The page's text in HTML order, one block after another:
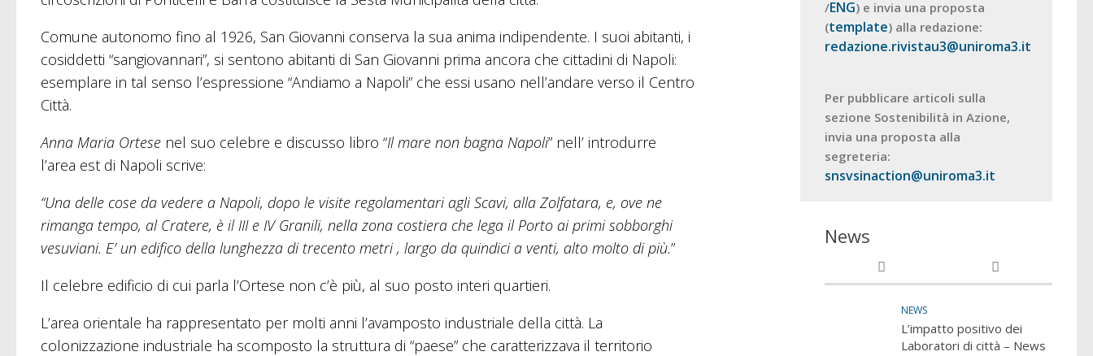
Comune autonomo fino al 1926, San Giovanni conserva la sua anima indipendente. I suoi abitanti, i
cosiddetti “sangiovannari”, si sentono abitanti di San Giovanni prima ancora che cittadini di Napoli:
esemplare in tal senso l’espressione “Andiamo a Napoli” che essi usano nell’andare verso il Centro
Città.
Anna Maria Ortese nel suo celebre e discusso libro “Il mare non bagna Napoli” nell’ introdurre
l’area est di Napoli scrive:
“Una delle cose da vedere a Napoli, dopo le visite regolamentari agli Scavi, alla Zolfatara, e, ove ne
rimanga tempo, al Cratere, è il III e IV Granili, nella zona costiera che lega il Porto ai primi sobborghi
vesuviani. E’ un edifico della lunghezza di trecento metri , largo da quindici a venti, alto molto di più.”
Il celebre edificio di cui parla l’Ortese non c’è più, al suo posto interi quartieri.
L’area orientale ha rappresentato per molti anni l’avamposto industriale della città. La
colonizzazione industriale ha scomposto la struttura di “paese” che caratterizzava il territorio
/ENG) e invia una proposta
(template) alla redazione:
redazione.rivistau3@uniroma3.it
Per pubblicare articoli sulla
sezione Sostenibilità in Azione,
invia una proposta alla
segreteria:
snsvsinaction@uniroma3.it
News
NEWS
L’impatto positivo dei
Laboratori di città – News